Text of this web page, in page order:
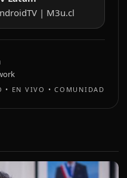
| M3u​.cl
• EN VIVO • COMUNIDAD